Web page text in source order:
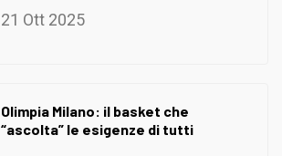
21 Ott 2025
Olimpia Milano: il basket che
“ascolta” le esigenze di tutti